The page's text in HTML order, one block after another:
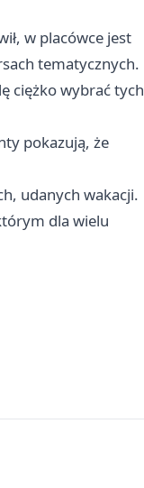
w placówce jest
tematycznych.
ciężko wybrać tych
pokazują, że
udanych wakacji.
dla wielu